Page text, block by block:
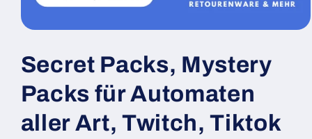
Secret Packs, Mystery
Packs für Automaten
aller Art, Twitch, Tiktok